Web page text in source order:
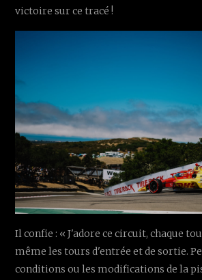
victoire sur ce tracé !
Il confie : « J'adore ce circuit, chaque
même les tours d'entrée et de sortie.
conditions ou les modifications de la